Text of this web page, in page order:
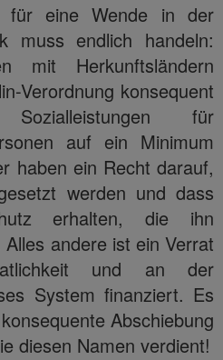
für eine Wende in der
muss endlich handeln:
mit Herkunftsländern
Verordnung konsequent
für
auf ein Minimum
haben ein Recht darauf,
werden und dass
erhalten, die ihn
andere ist ein Verrat
und an der
System finanziert. Es
Abschiebung
diesen Namen verdient!